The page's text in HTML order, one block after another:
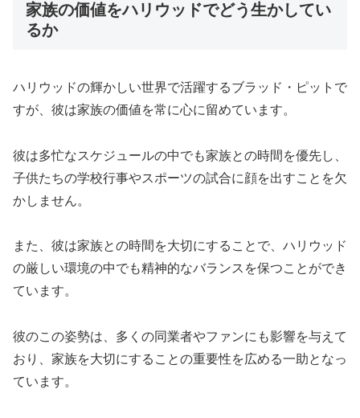
家族の価値をハリウッドでどう生かしてい
るか
ハリウッドの輝かしい世界で活躍するブラッド・ピットで
すが、彼は家族の価値を常に心に留めています。
彼は多忙なスケジュールの中でも家族との時間を優先し、
子供たちの学校行事やスポーツの試合に顔を出すことを欠
かしません。
また、彼は家族との時間を大切にすることで、ハリウッド
の厳しい環境の中でも精神的なバランスを保つことができ
ています。
彼のこの姿勢は、多くの同業者やファンにも影響を与えて
おり、家族を大切にすることの重要性を広める一助となっ
ています。